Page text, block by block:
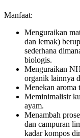
Manfaat:
Menguraikan
dan lemak)
sederhana
biologis.
Menguraikan
organik lainnya
Menekan aroma
Meminimalisir
ayam.
Menambah
dan campuran
kadar kompos